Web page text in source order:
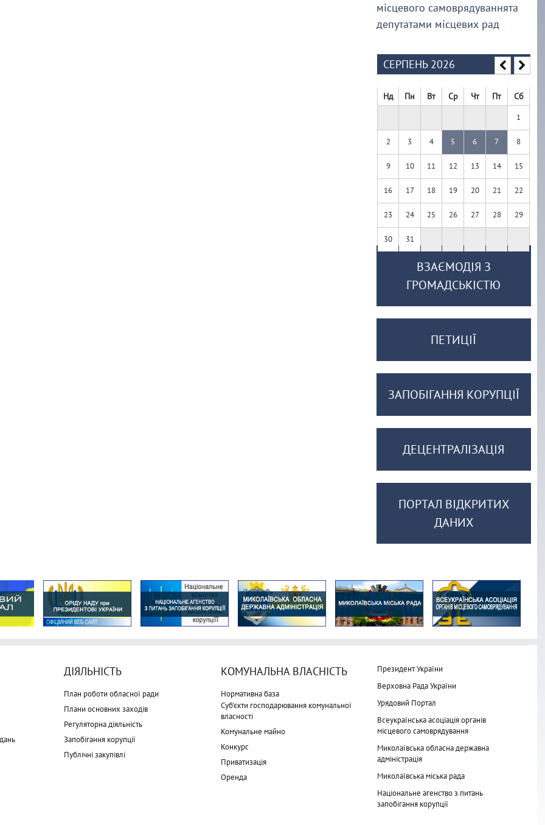
місцевого самоврядуваннята
депутатами місцевих рад
СЕРПЕНЬ 2026
Нд Пн Вт Ср Чт Пт Сб
1
2 3 4 5 6 7 8
9 10 11 12 13 14 15
16 17 18 19 20 21 22
23 24 25 26 27 28 29
30 31
ВЗАЄМОДІЯ З
ГРОМАДСЬКІСТЮ
ПЕТИЦІЇ
ЗАПОБІГАННЯ КОРУПЦІЇ
ДЕЦЕНТРАЛІЗАЦІЯ
ПОРТАЛ ВІДКРИТИХ
ДАНИХ
ДІЯЛЬНІСТЬ
План роботи обласної ради
Плани основних заходів
Регуляторна діяльність
Запобігання корупції
Публічні закупівлі
КОМУНАЛЬНА ВЛАСНІСТЬ
Нормативна база
Суб'єкти господарювання комунальної
власності
Комунальне майно
Конкурс
Приватизація
Оренда
Президент України
Верховна Рада України
Урядовий Портал
Всеукраїнська асоціація органів
місцевого самоврядування
Миколаївська обласна державна
адміністрація
Миколаївська міська рада
Національне агенство з питань
запобігання корупції